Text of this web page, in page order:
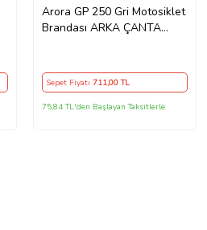
Arora GP 250 Gri Motosiklet
Brandası ARKA ÇANTA
Sepet Fiyatı711,00 TL
75,84 TL'den Başlayan Taksitlerle